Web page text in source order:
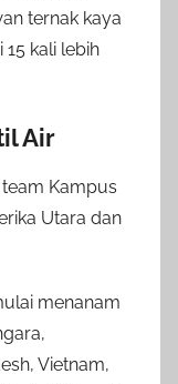
ternak kaya
15 kali lebih
Air
Kampus
Utara dan
menanam
Vietnam,